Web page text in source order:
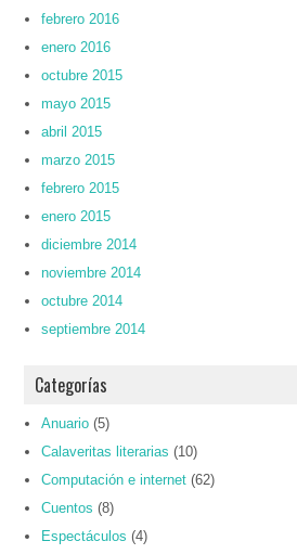
febrero 2016
enero 2016
octubre 2015
mayo 2015
abril 2015
marzo 2015
febrero 2015
enero 2015
diciembre 2014
noviembre 2014
octubre 2014
septiembre 2014
Categorías
Anuario (5)
Calaveritas literarias (10)
Computación e internet (62)
Cuentos (8)
Espectáculos (4)